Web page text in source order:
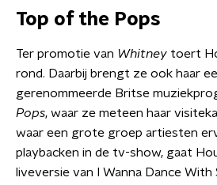
Top of the Pops
Ter promotie van Whitney toert
rond. Daarbij brengt ze ook haar
gerenommeerde Britse
Pops, waar ze meteen haar
waar een grote groep artiesten
playbacken in de tv-show, gaat
liveversie van I Wanna Dance